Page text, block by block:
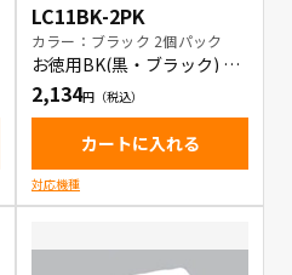
LC11BK-2PK
カラー：ブラック 2個パック
お徳用BK(黒・ブラック) 2
本パック インクカートリッ
ジ
2,134
カートに入れる
対応機種